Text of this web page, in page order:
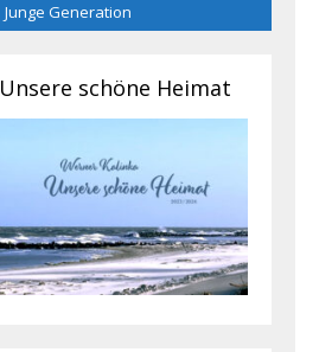
Junge Generation
Unsere schöne Heimat